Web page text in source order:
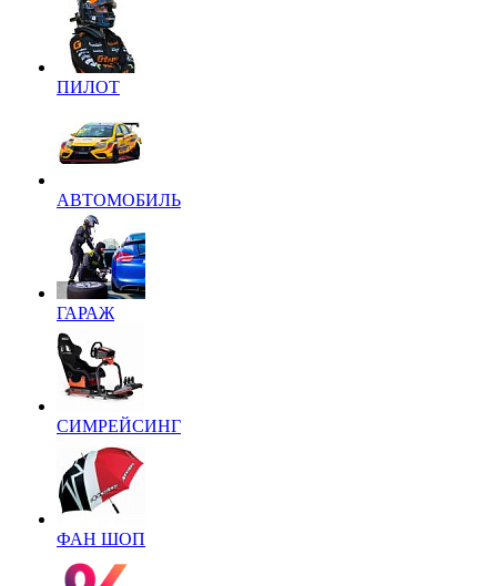
ПИЛОТ
АВТОМОБИЛЬ
ГАРАЖ
СИМРЕЙСИНГ
ФАН ШОП